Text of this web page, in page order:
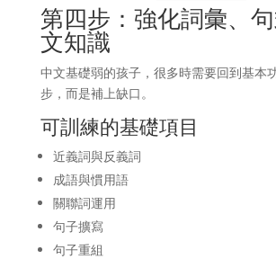
第四步：強化詞彙、
文知識
中文基礎弱的孩子，很多時需要回到基本
步，而是補上缺口。
可訓練的基礎項目
近義詞與反義詞
成語與慣用語
關聯詞運用
句子擴寫
句子重組